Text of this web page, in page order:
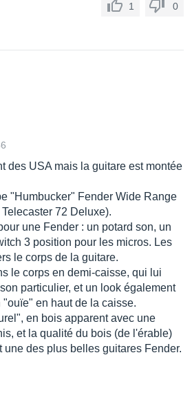
1 0
des USA mais la guitare est montée
"Humbucker" Fender Wide Range
72 Deluxe).
une Fender : un potard son, un
3 position pour les micros. Les
le corps de la guitare.
le corps en demi-caisse, qui lui
particulier, et un look également
en haut de la caisse.
en bois apparent avec une
et la qualité du bois (de l'érable)
une des plus belles guitares Fender.